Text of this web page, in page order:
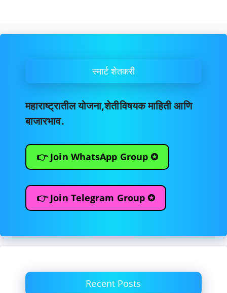
स्मार्ट शेतकरी
महाराष्ट्रातील योजना,शेतीविषयक माहिती आणि
बाजारभाव.
👉 Join WhatsApp Group ✪
👉 Join Telegram Group ✪
Recent Posts